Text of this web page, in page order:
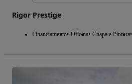
Rigor Prestige
Financiamento Oficina Chapa e Pintura